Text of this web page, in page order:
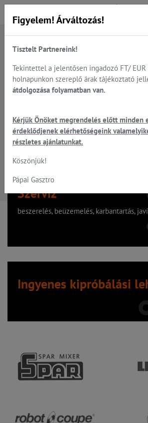
A keresett oldal nem
Hiba, a keresett oldal nem
Szervíz
beszerelés, beüzemelés, karbantartás,
Ingyenes kipróbálási
Figyelem! Árváltozás!
Tisztelt Partnereink!
Tekintettel a jelentősen ingadozó FT/ EUR
holnapunkon szereplő árak tájékoztató
átdolgozása folyamatban van.
Kérjük Önöket megrendelés előtt minden
érdeklődjenek elérhetőségeink
részletes ajánlatunkat.
Köszönjük!
Pápai Gasztro